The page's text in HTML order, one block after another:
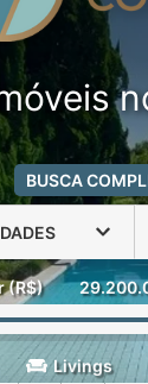
BUSCA
(R$)
Livings